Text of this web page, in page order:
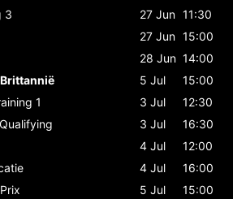
3 27 Jun 11:30
27 Jun 15:00
28 Jun 14:00
5 Jul
15:00
1 3 Jul
12:30
3 Jul
16:30
4 Jul
12:00
4 Jul
16:00
5 Jul
15:00